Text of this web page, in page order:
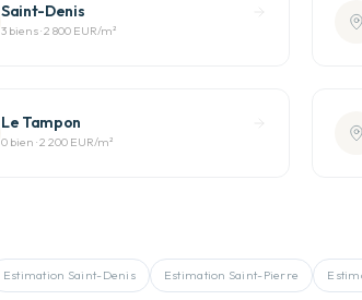
Saint-Denis
3 biens·2 800 EUR/m²
Le Tampon
0 bien ·2 200 EUR/m²
Estimation Saint-Denis Estimation Saint-Pierre